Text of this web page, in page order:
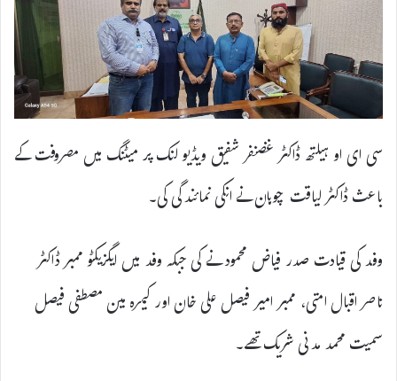
سی ای او ہیلتھ ڈاکٹر غضنفر شفیق ویڈیو لنک پر میٹنگ میں مصروفت کے
باعث ڈاکٹر لیاقت چوہان نے انکی نمائندگی کی۔
وفد کی قیادت صدر فیاض محمود نے کی جبکہ وفد میں ایگزیکٹو ممبر ڈاکٹر
ناصر اقبال امتی، ممبر امیر فیصل علی خان اور کیمرہ مین مصطفی فیصل
سمیت محمد مدنی شریک تھے۔